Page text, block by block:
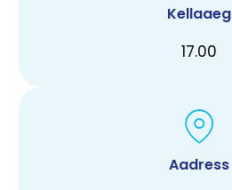
Kellaaeg
17.00
Aadress